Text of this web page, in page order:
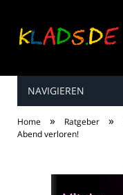
NAVIGIEREN
Home » Ratgeber »
Abend verloren!